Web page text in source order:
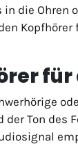
die
für
Ton